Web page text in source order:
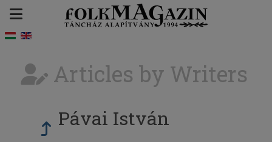
Articles by Writers
Pávai István